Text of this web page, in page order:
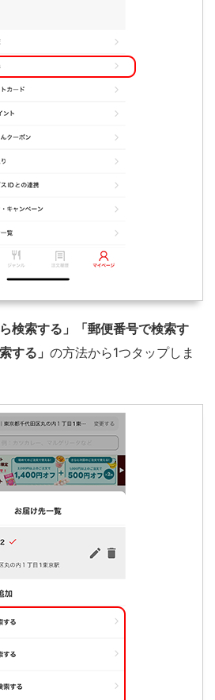
ら検索する」「郵便番号で検索す
する」 の方法から1つタップしま